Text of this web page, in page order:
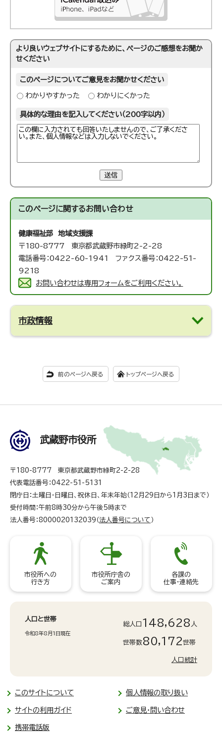
より良いウェブサイトにするために、ページのご感想をお聞か
せください
このページについてご意見をお聞かせください
わかりやすかった わかりにくかった
具体的な理由を記入してください（200字以内）
送信
このページに関するお問い合わせ
健康福祉部 地域支援課
〒180-8777 東京都武蔵野市緑町2-2-28
電話番号：0422-60-1941 ファクス番号：0422-51-
9218
お問い合わせは専用フォームをご利用ください。
市政情報
前のページへ戻る トップページへ戻る
武蔵野市役所
〒180-8777 東京都武蔵野市緑町2-2-28
代表電話番号：0422-51-5131
閉庁日：土曜日・日曜日、祝休日、年末年始（12月29日から1月3日まで）
受付時間：午前8時30分から午後5時まで
法人番号：8000020132039（ 法人番号について ）
市役所への
行き方
市役所庁舎の
ご案内
各課の
仕事・連絡先
人口と世帯
令和8年8月1日現在
総人口 148,628 人
世帯数80,172世帯
人口統計
このサイトについて 個人情報の取り扱い
サイトの利用ガイド ご意見・問い合わせ
携帯電話版